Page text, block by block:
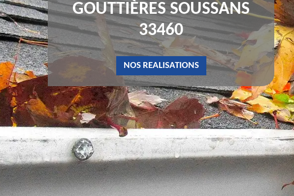
GOUTTIÈRES SOUSSANS
33460
NOS REALISATIONS